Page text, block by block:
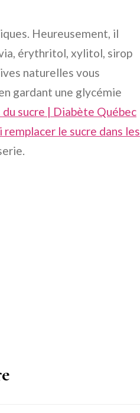
Heureusement, il
érythritol, xylitol, sirop
naturelles vous
gardant une glycémie
sucre | Diabète Québec
remplacer le sucre dans les